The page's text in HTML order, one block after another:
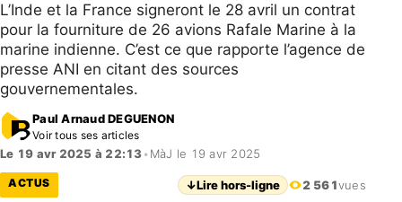
L’Inde et la France signeront le 28 avril un contrat
pour la fourniture de 26 avions Rafale Marine à la
marine indienne. C’est ce que rapporte l’agence de
presse ANI en citant des sources
gouvernementales.
Paul Arnaud DEGUENON
Voir tous ses articles
Le 19 avr 2025 à 22:13• MàJ le 19 avr 2025
ACTUS ↓Lire hors-ligne 2 561vues